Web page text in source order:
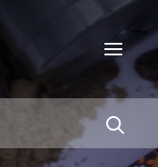
Найти
Корица